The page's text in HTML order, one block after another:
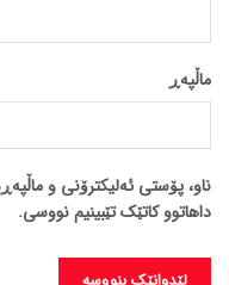
ماڵپه‌ڕ
ناو، پۆستی ئەلیکترۆنی و
داهاتوو کاتێک تێبینیم نووسی.